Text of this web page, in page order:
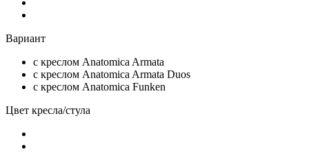
Вариант
c креслом Anatomica Armata
c креслом Anatomica Armata Duos
с креслом Anatomica Funken
Цвет кресла/стула